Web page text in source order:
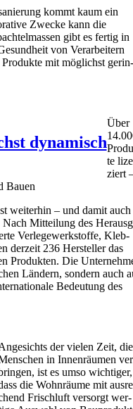
kommt kaum ein
Zwe­cke kann die
gibt es fer­tig in
von Ver­ar­bei­tern
mit mög­lichst gerin­
dynamisch
Über
te
ziert
Bau­en
wei­ter­hin – und damit auch
Mit­tei­lung des
Ver­le­ge­werk­stof­fe, Kleb­
der­zeit 236 Her­stel­ler das
Pro­duk­ten. Die
Län­dern, son­dern auch
Bedeu­tung des
der vie­len Zeit, die
in Innen­räu­men
ist es umso wich­ti­ger,
die Wohn­räu­me mit
Frisch­luft ver­sorgt wer­